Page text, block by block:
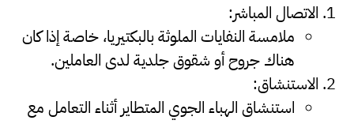
الاتصال المباشر:
ملامسة النفايات الملوثة بالبكتيريا، خاصة إذا كان
هناك جروح أو شقوق جلدية لدى العاملين.
الاستنشاق:
استنشاق الهباء الجوي المتطاير أثناء التعامل مع